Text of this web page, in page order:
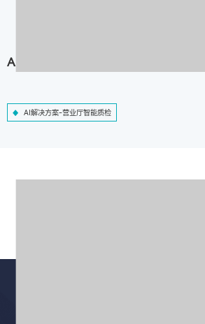
AI解决方案-营业厅智能质检
AI解决方案-营业厅智能质检